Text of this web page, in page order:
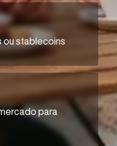
ou stablecoins
para